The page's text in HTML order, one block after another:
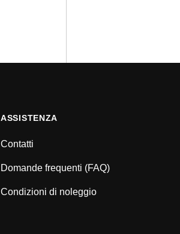
ASSISTENZA
Contatti
Domande frequenti (FAQ)
Condizioni di noleggio